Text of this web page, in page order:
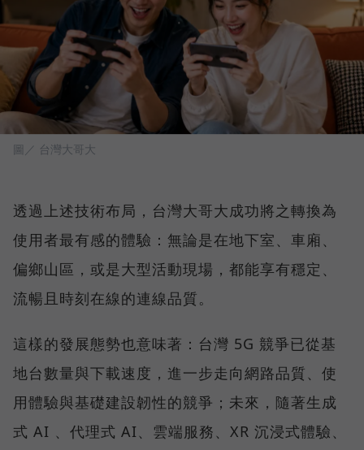
圖／ 台灣大哥大
透過上述技術布局，台灣大哥大成功將之轉換為
使用者最有感的體驗：無論是在地下室、車廂、
偏鄉山區，或是大型活動現場，都能享有穩定、
流暢且時刻在線的連線品質。
這樣的發展態勢也意味著：台灣 5G 競爭已從基
地台數量與下載速度，進一步走向網路品質、使
用體驗與基礎建設韌性的競爭；未來，隨著生成
式 AI 、代理式 AI、雲端服務、XR 沉浸式體驗、